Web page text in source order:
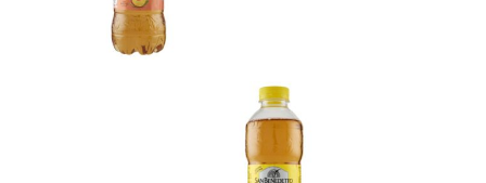
Esperienza
Frisiamodena opera nel settore della
distribuzione bevande dal 1960 e da allora ha